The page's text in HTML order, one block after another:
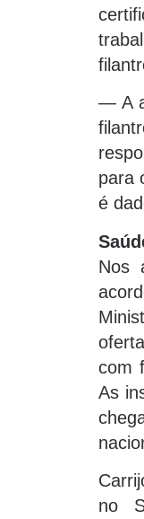
— A
para
é
Nos
com
As
no